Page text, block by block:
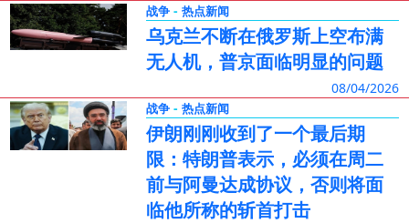
战争- 热点新闻
乌克兰不断在俄罗斯上空布满
无人机，普京面临明显的问题
08/04/2026
战争- 热点新闻
伊朗刚刚收到了一个最后期
限：特朗普表示，必须在周二
前与阿曼达成协议，否则将面
临他所称的斩首打击